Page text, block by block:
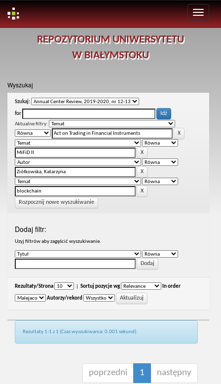
REPOZYTORIUM UNIWERSYTETU
W BIAŁYMSTOKU
Wyszukaj
Szukaj:
for
Aktualne filtry:
Rozpocznij nowe wyszukiwanie
Dodaj filtr:
Uzyj filtrów aby zagęścić wyszukiwanie.
Rezultaty/Strona Sortuj pozycje wg In order
Autorzy/rekord
Rezultaty 1-1 z 1 (Czas wyszukiwania: 0.001 sekund).
poprzedni 1 następny